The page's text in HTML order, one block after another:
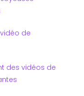
de
des vidéos de